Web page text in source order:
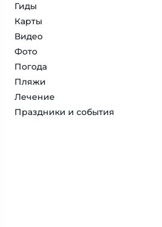
Гиды
Карты
Видео
Фото
Погода
Пляжи
Лечение
Праздники и события